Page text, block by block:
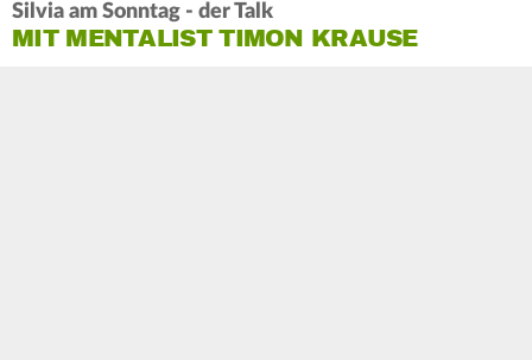
Silvia am Sonntag - der Talk
MIT MENTALIST TIMON KRAUSE